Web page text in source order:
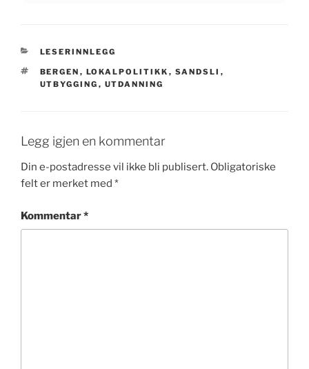
KATEGORIER
LESERINNLEGG
STIKKORD
BERGEN , LOKALPOLITIKK , SANDSLI ,
UTBYGGING , UTDANNING
Legg igjen en kommentar
Din e-postadresse vil ikke bli publisert. Obligatoriske
felt er merket med *
Kommentar*